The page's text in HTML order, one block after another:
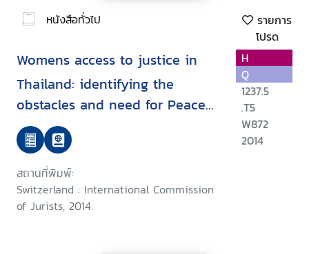
หนังสือทั่วไป
รายการ
โปรด
Womens access to justice in
Thailand: identifying the
obstacles and need for Peace
Foundation
สถานที่พิมพ์:
Switzerland : International Commission
of Jurists, 2014.
H
Q
1237.5
.T5
W872
2014